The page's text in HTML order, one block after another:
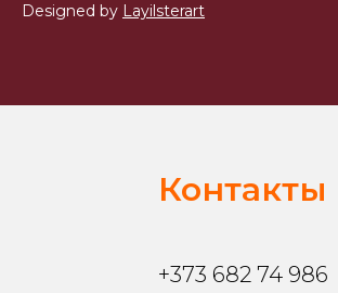
Designed by Layilsterart
Контакты
+373 682 74 986